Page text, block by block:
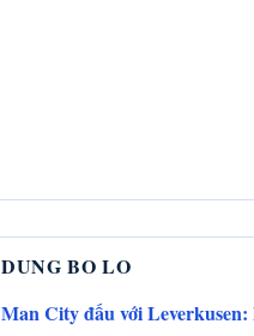
DUNG BO LO
Man City đấu với Leverkusen: